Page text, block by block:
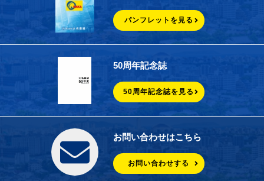
パンフレットを見る
50周年記念誌
50周年記念誌を見る
お問い合わせはこちら
お問い合わせする